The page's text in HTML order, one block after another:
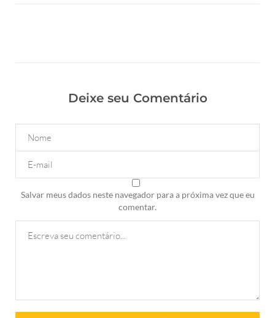
Deixe seu Comentário
Salvar meus dados neste navegador para a próxima vez que eu
comentar.